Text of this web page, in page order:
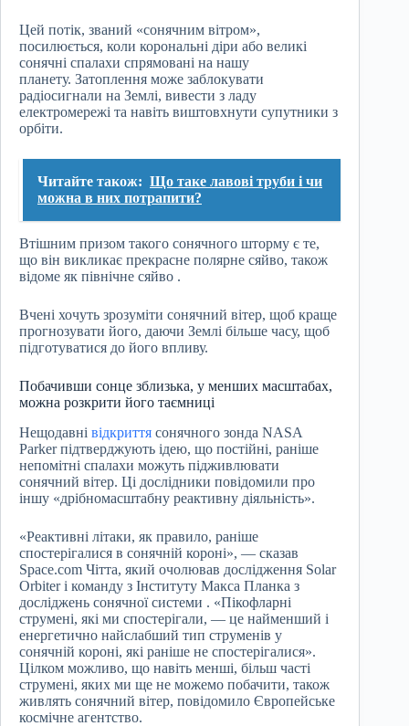
Цей потік, званий «сонячним вітром»,
посилюється, коли корональні діри або великі
сонячні спалахи спрямовані на нашу
планету. Затоплення може заблокувати
радіосигнали на Землі, вивести з ладу
електромережі та навіть виштовхнути супутники з
орбіти.
Читайте також: Що таке лавові труби і чи
можна в них потрапити?
Втішним призом такого сонячного шторму є те,
що він викликає прекрасне полярне сяйво, також
відоме як північне сяйво .
Вчені хочуть зрозуміти сонячний вітер, щоб краще
прогнозувати його, даючи Землі більше часу, щоб
підготуватися до його впливу.
Побачивши сонце зблизька, у менших масштабах,
можна розкрити його таємниці
Нещодавні відкриття сонячного зонда NASA
Parker підтверджують ідею, що постійні, раніше
непомітні спалахи можуть підживлювати
сонячний вітер. Ці дослідники повідомили про
іншу «дрібномасштабну реактивну діяльність».
«Реактивні літаки, як правило, раніше
спостерігалися в сонячній короні», — сказав
Space.com Чітта, який очолював дослідження Solar
Orbiter і команду з Інституту Макса Планка з
досліджень сонячної системи . «Пікофларні
струмені, які ми спостерігали, — це найменший і
енергетично найслабший тип струменів у
сонячній короні, які раніше не спостерігалися».
Цілком можливо, що навіть менші, більш часті
струмені, яких ми ще не можемо побачити, також
живлять сонячний вітер, повідомило Європейське
космічне агентство.